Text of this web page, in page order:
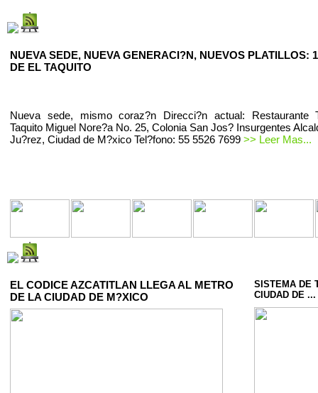
NUEVA SEDE, NUEVA GENERACI?N, NUEVOS PLATILLOS:
DE EL TAQUITO
Nueva sede, mismo coraz?n Direcci?n actual: Restaurante
Taquito Miguel Nore?a No. 25, Colonia San Jos? Insurgentes
Ju?rez, Ciudad de M?xico Tel?fono: 55 5526 7699 >> Leer Mas...
EL CODICE AZCATITLAN LLEGA AL METRO
DE LA CIUDAD DE M?XICO
SISTEMA DE
CIUDAD DE ...